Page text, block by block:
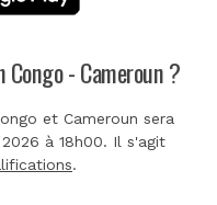
- Cameroun ?
et Cameroun sera
à 18h00. Il s'agit
.